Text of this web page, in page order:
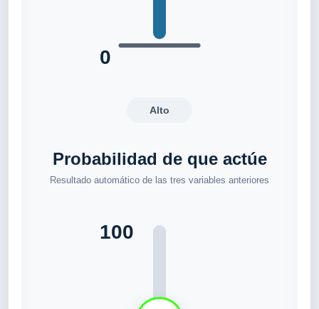
0
Alto
Probabilidad de que actúe
Resultado automático de las tres variables anteriores
100